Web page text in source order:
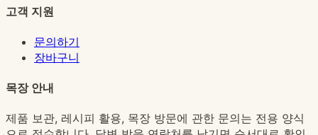
고객 지원
문의하기
장바구니
목장 안내
제품 보관, 레시피 활용, 목장 방문에 관한 문의는 전용 양식